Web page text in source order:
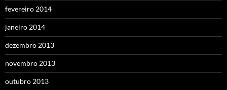
fevereiro 2014
janeiro 2014
dezembro 2013
novembro 2013
outubro 2013